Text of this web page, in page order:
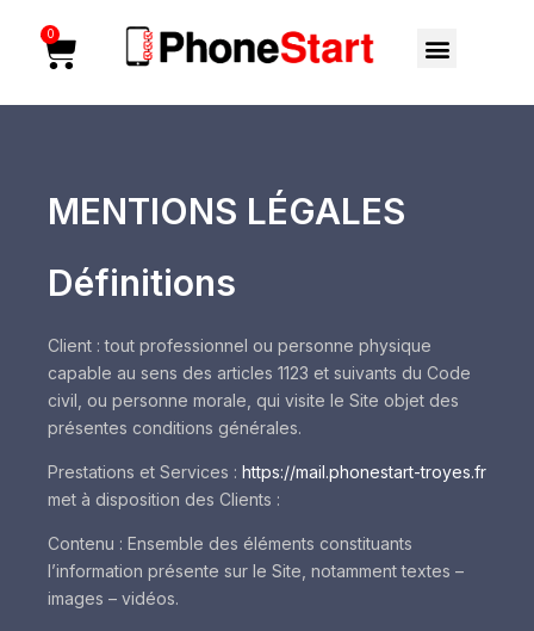
contenu
Menu
0 Cart
MENTIONS LÉGALES
Définitions
Client : tout professionnel ou personne physique
capable au sens des articles 1123 et suivants du Code
civil, ou personne morale, qui visite le Site objet des
présentes conditions générales.
Prestations et Services : https://mail.phonestart-troyes.fr
met à disposition des Clients :
Contenu : Ensemble des éléments constituants
l’information présente sur le Site, notamment textes –
images – vidéos.